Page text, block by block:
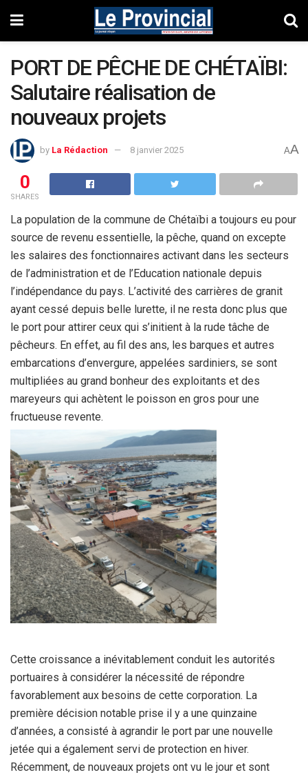
PORT DE PÊCHE DE CHÉTAÏBI:
Salutaire réalisation de
nouveaux projets
by La Rédaction 8 janvier 2025 AA
0
SHARES
La population de la commune de Chétaïbi a toujours eu pour
source de revenu essentielle, la pêche, quand on excepte
les salaires des fonctionnaires activant dans les secteurs
de l’administration et de l’Education nationale depuis
l’indépendance du pays. L’activité des carrières de granit
ayant cessé depuis belle lurette, il ne resta donc plus que
le port pour attirer ceux qui s’initient à la rude tâche de
pêcheurs. En effet, au fil des ans, les barques et autres
embarcations d’envergure, appelées sardiniers, se sont
multipliées au grand bonheur des exploitants et des
mareyeurs qui achètent le poisson en gros pour une
fructueuse revente.
Cette croissance a inévitablement conduit les autorités
portuaires à considérer la nécessité de répondre
favorablement aux besoins de cette corporation. La
première décision notable prise il y a une quinzaine
d’années, a consisté à agrandir le port par une nouvelle
jetée qui a également servi de protection en hiver.
Récemment, de nouveaux projets ont vu le jour et sont